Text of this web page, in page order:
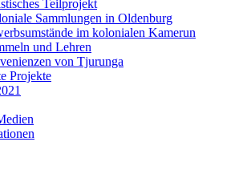
Teilprojekt
Sammlungen in Oldenburg
im kolonialen Kamerun
und Lehren
von Tjurunga
Projekte